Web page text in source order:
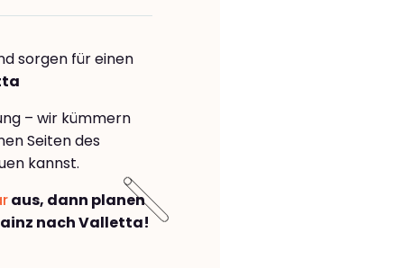
sorgen für einen
– wir kümmern
Seiten des
kannst.
aus, dann planen
nach Valletta!